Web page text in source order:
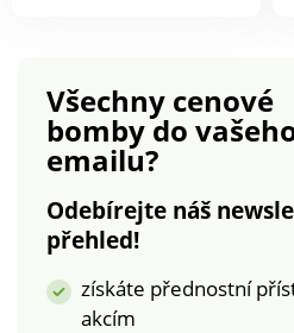
si z několika rozměrů a
druhů stolního textilu a
prostírejte stůl podle
svých představ.
Všechny cenové
bombydo
emailu?
Odebírejte náš
přehled!
získáte přednostní
akcím